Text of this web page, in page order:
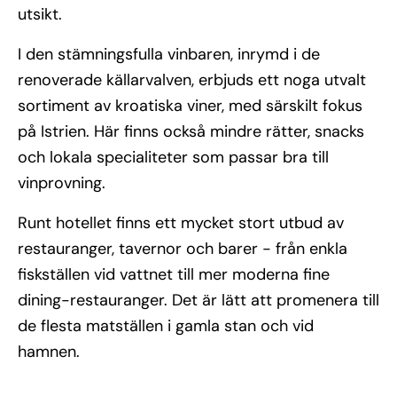
utsikt.
I den stämningsfulla vinbaren, inrymd i de
renoverade källarvalven, erbjuds ett noga utvalt
sortiment av kroatiska viner, med särskilt fokus
på Istrien. Här finns också mindre rätter, snacks
och lokala specialiteter som passar bra till
vinprovning.
Runt hotellet finns ett mycket stort utbud av
restauranger, tavernor och barer - från enkla
fiskställen vid vattnet till mer moderna fine
dining-restauranger. Det är lätt att promenera till
de flesta matställen i gamla stan och vid
hamnen.